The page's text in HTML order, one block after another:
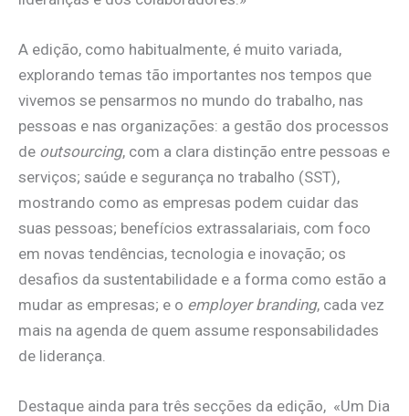
A edição, como habitualmente, é muito variada,
explorando temas tão importantes nos tempos que
vivemos se pensarmos no mundo do trabalho, nas
pessoas e nas organizações: a gestão dos processos
de outsourcing, com a clara distinção entre pessoas e
serviços; saúde e segurança no trabalho (SST),
mostrando como as empresas podem cuidar das
suas pessoas; benefícios extrassalariais, com foco
em novas tendências, tecnologia e inovação; os
desafios da sustentabilidade e a forma como estão a
mudar as empresas; e o employer branding, cada vez
mais na agenda de quem assume responsabilidades
de liderança.
Destaque ainda para três secções da edição, «Um Dia